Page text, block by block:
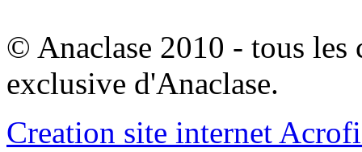
© Anaclase 2010 - tous les
exclusive d'Anaclase.
Creation site internet